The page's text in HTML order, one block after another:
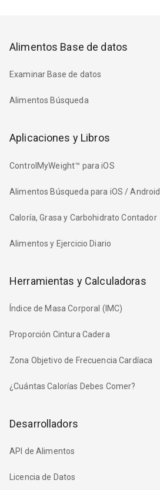
Alimentos Base de datos
Examinar Base de datos
Alimentos Búsqueda
Aplicaciones y Libros
ControlMyWeight™ para iOS
Alimentos Búsqueda para iOS / Android
Caloría, Grasa y Carbohidrato Contador
Alimentos y Ejercicio Diario
Herramientas y Calculadoras
Índice de Masa Corporal (IMC)
Proporción Cintura Cadera
Zona Objetivo de Frecuencia Cardíaca
¿Cuántas Calorías Debes Comer?
Desarrolladors
API de Alimentos
Licencia de Datos